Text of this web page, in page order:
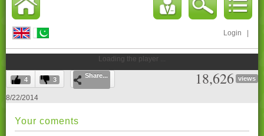
Login
Loading the player ...
4 3
Share... 18,626 views
8/22/2014
Your coments